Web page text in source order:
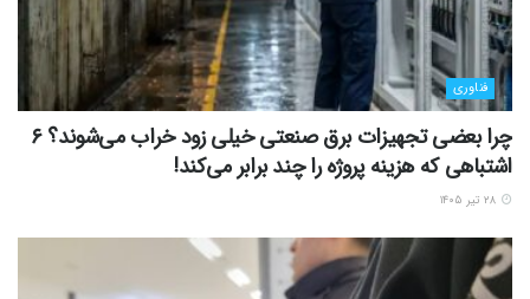
فناوری
چرا بعضی تجهیزات برق صنعتی خیلی زود خراب می‌شوند؟ ۶
اشتباهی که هزینه پروژه را چند برابر می‌کند!